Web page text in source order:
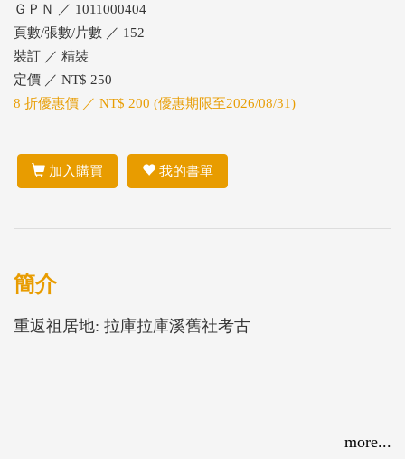
ＧＰＮ ／ 1011000404
頁數/張數/片數 ／ 152
裝訂 ／ 精裝
定價 ／ NT$ 250
8 折優惠價 ／ NT$ 200 (優惠期限至2026/08/31)
加入購買 我的書單
簡介
重返祖居地: 拉庫拉庫溪舊社考古
more...